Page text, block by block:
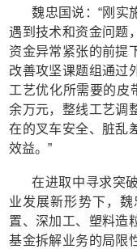
魏忠国说：“刚实
遇到技术和资金问题
资金异常紧张的前提
改善攻坚课题组通过
工艺优化所需要的皮
余万元，整线工艺调
在的叉车安全、脏乱
效益。”
在进取中寻求突
业发展新形势下，
置、深加工、塑料造
基金拆解业务的局限